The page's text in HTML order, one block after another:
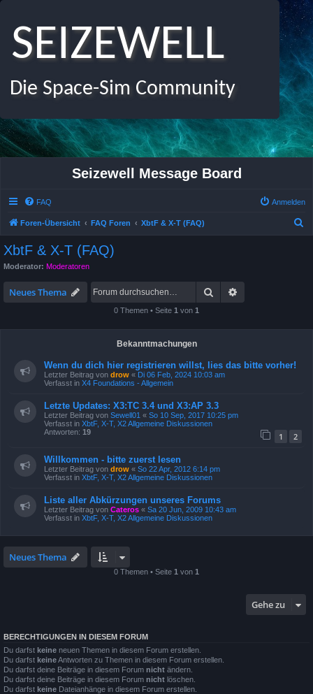
SEIZEWELL
Die Space-Sim Community
Seizewell Message Board
FAQ Anmelden
Foren-Übersicht FAQ Foren XbtF & X-T (FAQ)
XbtF & X-T (FAQ)
Moderator: Moderatoren
Neues Thema Suche
0 Themen • Seite 1 von 1
Bekanntmachungen
Wenn du dich hier registrieren willst, lies das bitte vorher!
Letzter Beitrag von drow « Di 06 Feb, 2024 10:03 am
Verfasst in X4 Foundations - Allgemein
Letzte Updates: X3:TC 3.4 und X3:AP 3.3
Letzter Beitrag von Sewell01 « So 10 Sep, 2017 10:25 pm
Verfasst in XbtF, X-T, X2 Allgemeine Diskussionen
Antworten: 19 1 2
Willkommen - bitte zuerst lesen
Letzter Beitrag von drow « So 22 Apr, 2012 6:14 pm
Verfasst in XbtF, X-T, X2 Allgemeine Diskussionen
Liste aller Abkürzungen unseres Forums
Letzter Beitrag von Cateros « Sa 20 Jun, 2009 10:43 am
Verfasst in XbtF, X-T, X2 Allgemeine Diskussionen
Neues Thema
0 Themen • Seite 1 von 1
Gehe zu
BERECHTIGUNGEN IN DIESEM FORUM
Du darfst keine neuen Themen in diesem Forum erstellen.
Du darfst keineAntworten zu Themen in diesem Forum erstellen.
Du darfst deine Beiträge in diesem Forum nicht ändern.
Du darfst deine Beiträge in diesem Forum nicht löschen.
Du darfst keine Dateianhänge in diesem Forum erstellen.